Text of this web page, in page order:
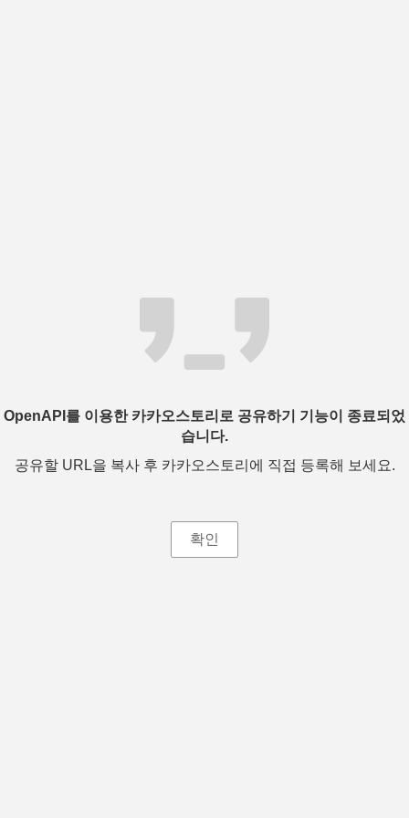
OpenAPI를 이용한 카카오스토리로 공유하기 기능이 종료되었
습니다.
공유할 URL을 복사 후 카카오스토리에 직접 등록해 보세요.
확인